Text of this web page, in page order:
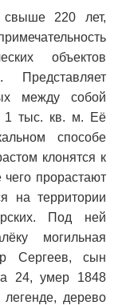
свыше 220 лет,
объектов
Представляет
между собой
1 тыс. кв. м. Её
способе
клонятся к
чего прорастают
на территории
Под ней
могильная
Сергеев, сын
24, умер 1848
дерево